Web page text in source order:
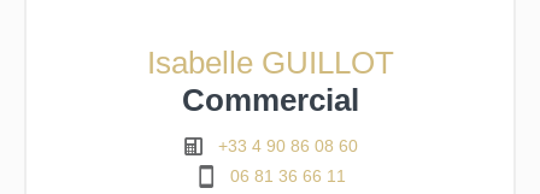
Isabelle GUILLOT
Commercial
+33 4 90 86 08 60
06 81 36 66 11